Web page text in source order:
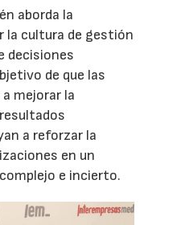
aborda la
la cultura de gestión
decisiones
de que las
mejorar la
a reforzar la
en un
e incierto.